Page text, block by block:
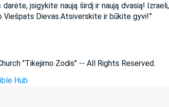
įsigykite naują širdį ir naują dvasią!
Viešpats Dievas.­Atsiverskite ir būkite gyvi!”
"Tikejimo Zodis" -- All Rights Reserved.
Hub